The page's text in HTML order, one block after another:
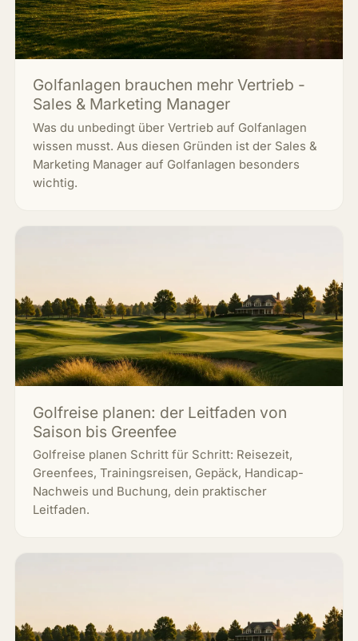
Golfanlagen brauchen mehr Vertrieb -
Sales & Marketing Manager
Was du unbedingt über Vertrieb auf Golfanlagen
wissen musst. Aus diesen Gründen ist der Sales &
Marketing Manager auf Golfanlagen besonders
wichtig.
Golfreise planen: der Leitfaden von
Saison bis Greenfee
Golfreise planen Schritt für Schritt: Reisezeit,
Greenfees, Trainingsreisen, Gepäck, Handicap-
Nachweis und Buchung, dein praktischer
Leitfaden.